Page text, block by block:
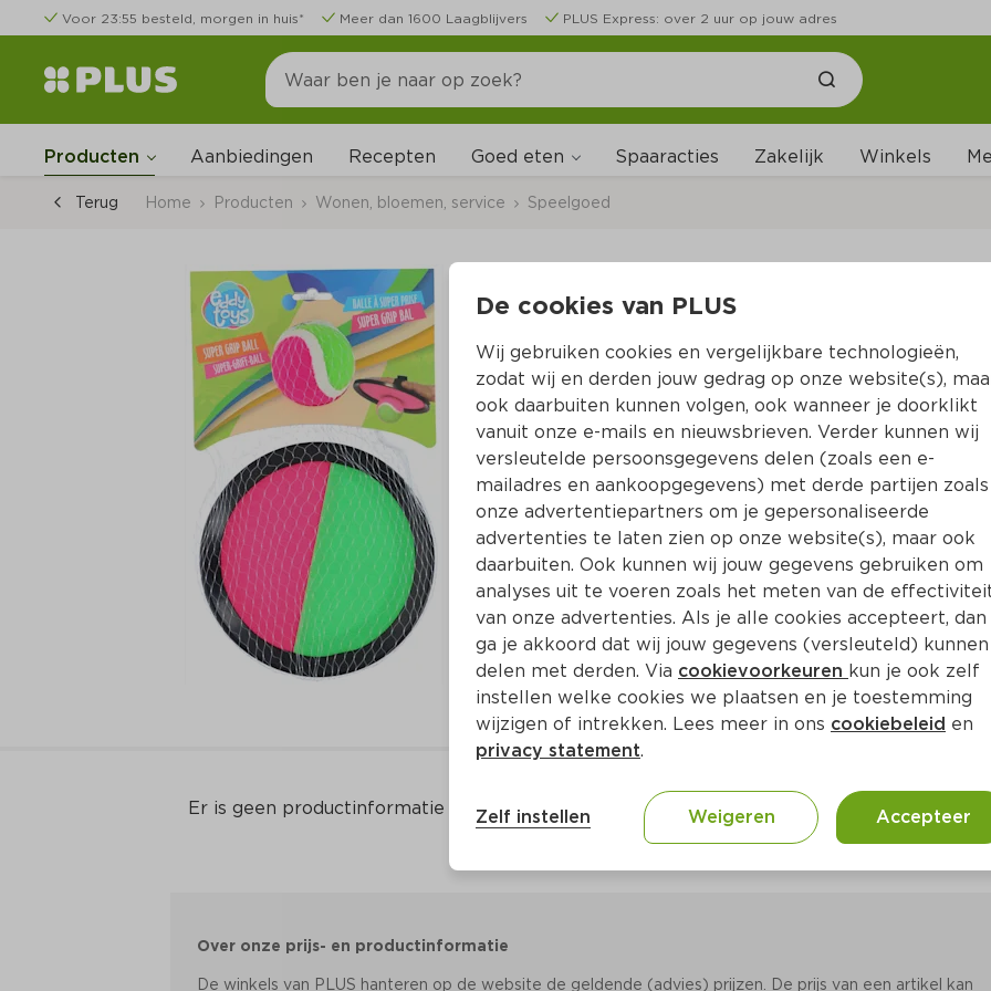
Voor 23:55 besteld, morgen in huis* Meer dan 1600 Laagblijvers PLUS Express: over 2 uur op jouw adres
Producten Aanbiedingen Recepten Goed eten Spaaracties Zakelijk Winkels
Terug Home Producten Wonen, bloemen, service Speelgoed
Eddy Toys Super
Per Net 1 st
3.99
Toevoegen
Er is geen productinformatie
Over onze prijs- en productinformatie
De winkels van PLUS hanteren op de website de geldende (advies) prijzen. De prijs van een artikel kan
De cookies van PLUS
Wij gebruiken cookies en vergelijkbare technologieën,
zodat wij en derden jouw gedrag op onze website(s),
ook daarbuiten kunnen volgen, ook wanneer je doorklikt
vanuit onze e-mails en nieuwsbrieven. Verder kunnen wij
versleutelde persoonsgegevens delen (zoals een e-
mailadres en aankoopgegevens) met derde partijen zoals
onze advertentiepartners om je gepersonaliseerde
advertenties te laten zien op onze website(s), maar ook
daarbuiten. Ook kunnen wij jouw gegevens gebruiken om
analyses uit te voeren zoals het meten van de
van onze advertenties. Als je alle cookies accepteert, dan
ga je akkoord dat wij jouw gegevens (versleuteld) kunnen
delen met derden. Via cookievoorkeuren kun je ook zelf
instellen welke cookies we plaatsen en je toestemming
wijzigen of intrekken. Lees meer in ons cookiebeleid en
privacy statement.
Zelf instellen Weigeren Accepteer